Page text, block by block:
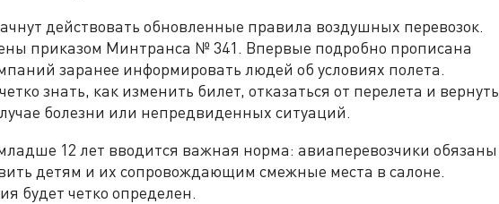
действовать обновленные правила воздушных перевозок.
приказом Минтранса № 341. Впервые подробно прописана
заранее информировать людей об условиях полета.
знать, как изменить билет, отказаться от перелета и вернуть
болезни или непредвиденных ситуаций.
12 лет вводится важная норма: авиаперевозчики обязаны
детям и их сопровождающим смежные места в салоне.
будет четко определен.